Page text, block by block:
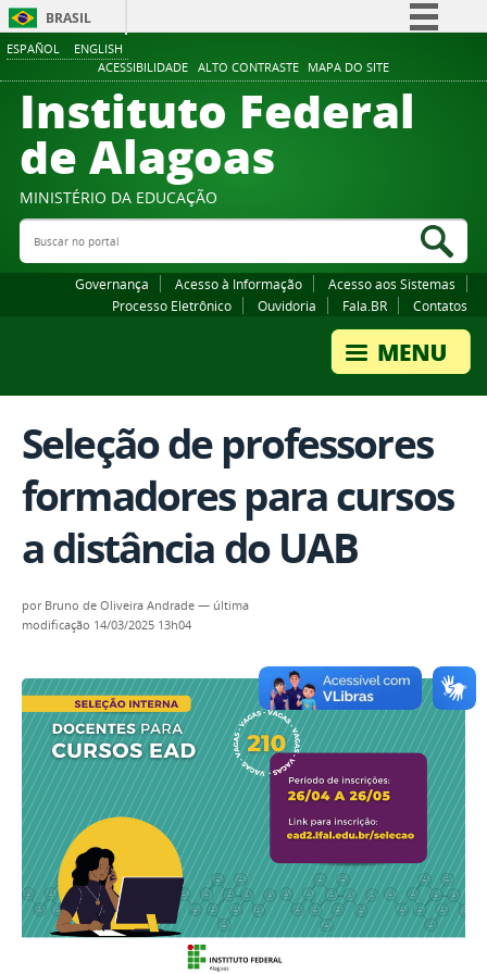
ESPAÑOL ENGLISH
ACESSIBILIDADE ALTO CONTRASTE MAPA DO SITE
BRASIL
Comunica BR
Participe
Canais
Instituto Federal
de Alagoas
MINISTÉRIO DA EDUCAÇÃO
Buscar no portal
Governança Acesso à Informação
Acesso aos Sistemas
Processo Eletrônico
Ouvidoria Fala.BR Contatos
Seleção de professores
formadores para cursos
a distância do UAB
por Bruno de Oliveira Andrade — última
modificação 14/03/2025 13h04